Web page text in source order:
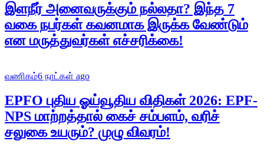
இளநீர் அனைவருக்கும் நல்லதா? இந்த 7
வகை நபர்கள் கவனமாக இருக்க வேண்டும்
என மருத்துவர்கள் எச்சரிக்கை!
வணிகம்6 நாட்கள் ago
EPFO புதிய ஓய்வூதிய விதிகள் 2026: EPF-
NPS மாற்றத்தால் கைச் சம்பளம், வரிச்
சலுகை உயரும்? முழு விவரம்!